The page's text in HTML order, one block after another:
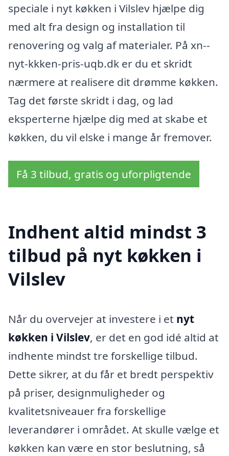
speciale i nyt køkken i Vilslev hjælpe dig
med alt fra design og installation til
renovering og valg af materialer. På xn--
nyt-kkken-pris-uqb.dk er du et skridt
nærmere at realisere dit drømme køkken.
Tag det første skridt i dag, og lad
eksperterne hjælpe dig med at skabe et
køkken, du vil elske i mange år fremover.
Få 3 tilbud, gratis og uforpligtende
Indhent altid mindst 3
tilbud på nyt køkken i
Vilslev
Når du overvejer at investere i et nyt
køkken i Vilslev, er det en god idé altid at
indhente mindst tre forskellige tilbud.
Dette sikrer, at du får et bredt perspektiv
på priser, designmuligheder og
kvalitetsniveauer fra forskellige
leverandører i området. At skulle vælge et
køkken kan være en stor beslutning, så